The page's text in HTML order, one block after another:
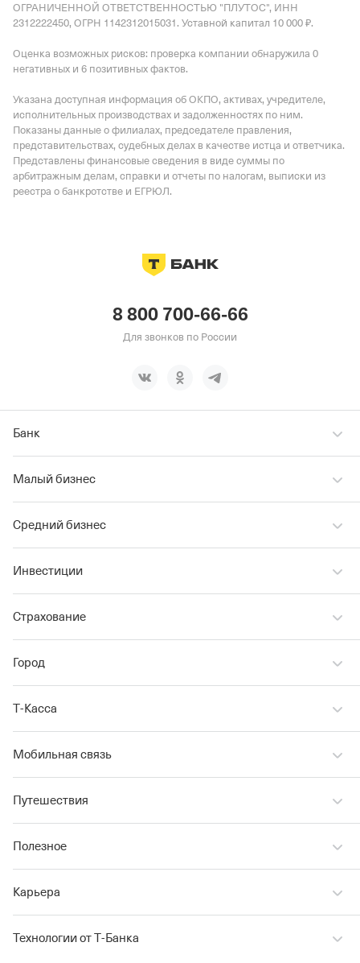
ОГРАНИЧЕННОЙ ОТВЕТСТВЕННОСТЬЮ "ПЛУТОС", ИНН
2312222450, ОГРН 1142312015031. Уставной капитал 10 000 ₽.
Оценка возможных рисков: проверка компании обнаружила 0
негативных и 6 позитивных фактов.
Указана доступная информация об ОКПО, активах, учредителе,
исполнительных производствах и задолженностях по ним.
Показаны данные о филиалах, председателе правления,
представительствах, судебных делах в качестве истца и ответчика.
Представлены финансовые сведения в виде суммы по
арбитражным делам, справки и отчеты по налогам, выписки из
реестра о банкротстве и ЕГРЮЛ.
8 800 700-66-66
Для звонков по России
Банк
Малый бизнес
Средний бизнес
Инвестиции
Страхование
Город
Т‑Касса
Мобильная связь
Путешествия
Полезное
Карьера
Технологии от Т‑Банка